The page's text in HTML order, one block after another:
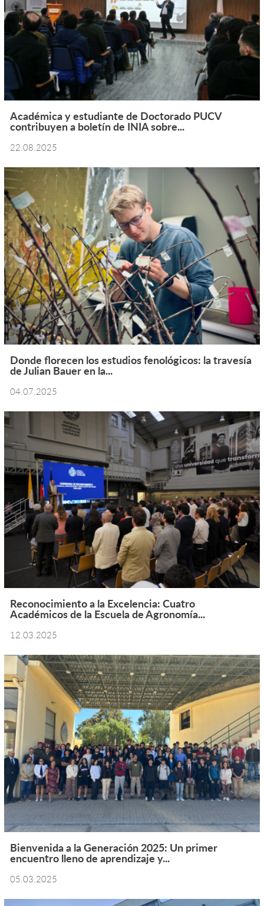
Académica y estudiante de Doctorado PUCV
contribuyen a boletín de INIA sobre...
22.08.2025
Donde florecen los estudios fenológicos: la travesía
de Julian Bauer en la...
04.07.2025
Reconocimiento a la Excelencia: Cuatro
Académicos de la Escuela de Agronomía...
12.03.2025
Bienvenida a la Generación 2025: Un primer
encuentro lleno de aprendizaje y...
05.03.2025